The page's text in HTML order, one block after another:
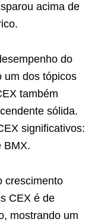
acima de
do
um dos tópicos
também
sólida.
significativos:
BMX.
crescimento
CEX é de
mostrando um